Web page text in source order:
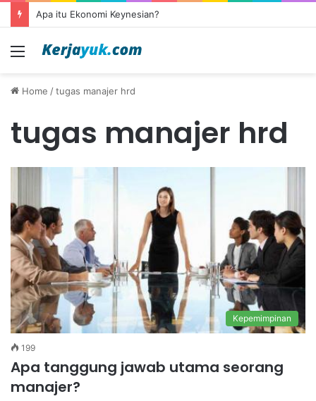
Apa itu Ekonomi Keynesian?
Menu
Home /tugas manajer hrd
tugas manajer hrd
Kepemimpinan
199
Apa tanggung jawab utama seorang
manajer?